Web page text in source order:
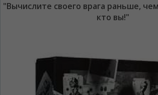
"Вычислите своего врага раньше,
кто вы!"